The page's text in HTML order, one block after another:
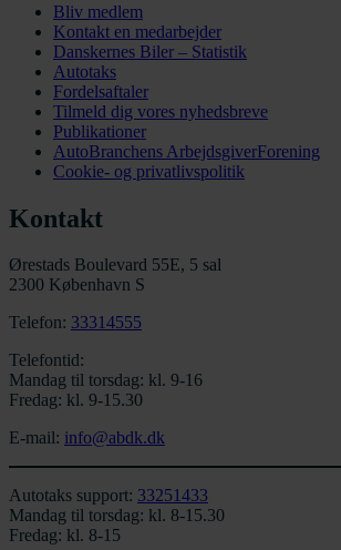
Bliv medlem
Kontakt en medarbejder
Danskernes Biler – Statistik
Autotaks
Fordelsaftaler
Tilmeld dig vores nyhedsbreve
Publikationer
AutoBranchens ArbejdsgiverForening
Cookie- og privatlivspolitik
Kontakt
Ørestads Boulevard 55E, 5 sal
2300 København S
Telefon: 33314555
Telefontid:
Mandag til torsdag: kl. 9-16
Fredag: kl. 9-15.30
E-mail: info@abdk.dk
Autotaks support: 33251433
Mandag til torsdag: kl. 8-15.30
Fredag: kl. 8-15